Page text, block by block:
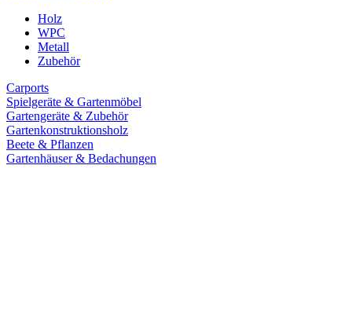
Holz
WPC
Metall
Zubehör
Carports
Spielgeräte & Gartenmöbel
Gartengeräte & Zubehör
Gartenkonstruktionsholz
Beete & Pflanzen
Gartenhäuser & Bedachungen